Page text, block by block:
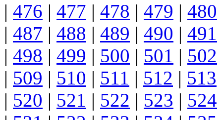
| 476 | 477 | 478 | 479 | 480
| 487 | 488 | 489 | 490 | 491
| 498 | 499 | 500 | 501 | 502
| 509 | 510 | 511 | 512 | 513
| 520 | 521 | 522 | 523 | 524